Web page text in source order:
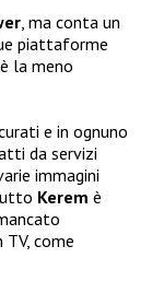
, ma conta un
piattaforme
è la meno
e in ognuno
da servizi
immagini
Kerem è
come